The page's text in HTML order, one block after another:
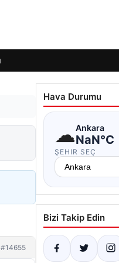
#14655
Hava Durumu
☁Ankara
NaN°C
ŞEHIR SEÇ
Bizi Takip Edin